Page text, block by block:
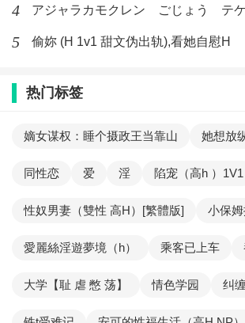
4
5 偷妳 (H 1v1 甜文伪出轨),看她自慰H
热门标签
嫡女谋权：睡个摄政王当靠山 她想放
同性恋 爱 淫 陷宠（高h ）1V1
性奴男妻（雙性 高H）[繁體版] 小保
愛麗絲淫遊夢境（h） 乘客已上车
大学【耻 虐 憋 荡】 情色学园 纠